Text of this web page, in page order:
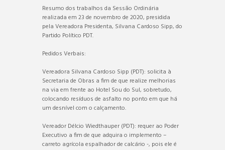
Resumo dos trabalhos da Sessão Ordinária
realizada em 23 de novembro de 2020, presidida
pela Vereadora Presidenta, Silvana Cardoso Sipp, do
Partido Político PDT.
Pedidos Verbais:
Vereadora Silvana Cardoso Sipp (PDT): solicita à
Secretaria de Obras a fim de que realize melhorias
na via em frente ao Hotel Sou do Sul, sobretudo,
colocando resíduos de asfalto no ponto em que há
um desnível com o calçamento.
Vereador Délcio Wiedthauper (PDT): requer ao Poder
Executivo a fim de que adquira o implemento –
carreto agrícola espalhador de calcário -, pois ele é